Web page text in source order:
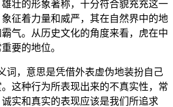
壮的形象著称，十分符合貌充充这一
征着力量和威严，其在自然界中的地
气。从历史文化的角度来看，虎在中
要的地位。
词，意思是凭借外表虚伪地装扮自己
这种行为所表现出来的不真实性，常
实和真实的表现应该是我们所追求